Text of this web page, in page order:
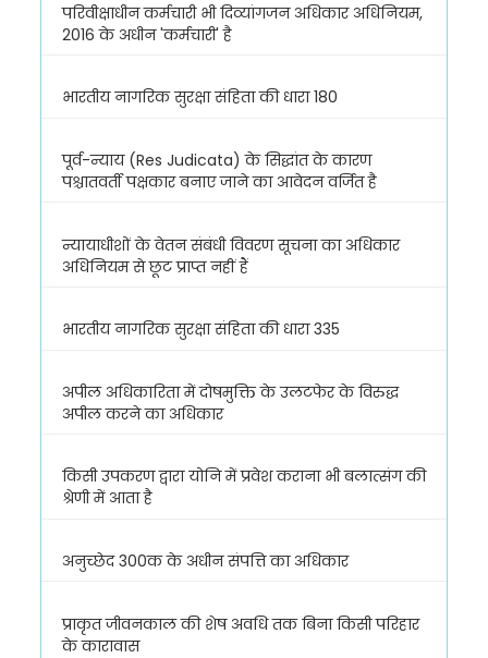
परिवीक्षाधीन कर्मचारी भी दिव्यांगजन अधिकार अधिनियम,
2016 के अधीन 'कर्मचारी' है
भारतीय नागरिक सुरक्षा संहिता की धारा 180
पूर्व-न्याय (Res Judicata) के सिद्धांत के कारण
पश्चातवर्ती पक्षकार बनाए जाने का आवेदन वर्जित है
न्यायाधीशों के वेतन संबंधी विवरण सूचना का अधिकार
अधिनियम से छूट प्राप्त नहीं हैं
भारतीय नागरिक सुरक्षा संहिता की धारा 335
अपील अधिकारिता में दोषमुक्ति के उलटफेर के विरुद्ध
अपील करने का अधिकार
किसी उपकरण द्वारा योनि में प्रवेश कराना भी बलात्संग की
श्रेणी में आता है
अनुच्छेद 300क के अधीन संपत्ति का अधिकार
प्राकृत जीवनकाल की शेष अवधि तक बिना किसी परिहार
के कारावास